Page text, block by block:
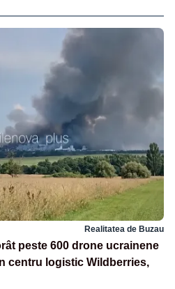
Realitatea de Buzau
peste 600 drone ucrainene
centru logistic Wildberries,